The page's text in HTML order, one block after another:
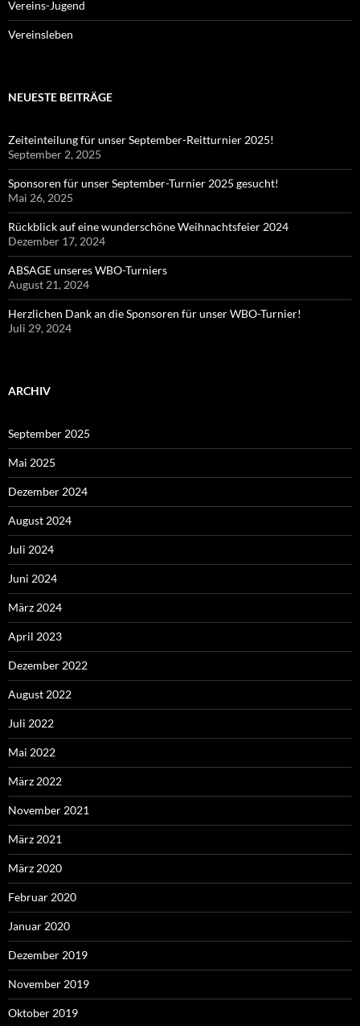
Vereins-Jugend
Vereinsleben
NEUESTE BEITRÄGE
Zeiteinteilung für unser September-Reitturnier 2025!
September 2, 2025
Sponsoren für unser September-Turnier 2025 gesucht!
Mai 26, 2025
Rückblick auf eine wunderschöne Weihnachtsfeier 2024
Dezember 17, 2024
ABSAGE unseres WBO-Turniers
August 21, 2024
Herzlichen Dank an die Sponsoren für unser WBO-Turnier!
Juli 29, 2024
ARCHIV
September 2025
Mai 2025
Dezember 2024
August 2024
Juli 2024
Juni 2024
März 2024
April 2023
Dezember 2022
August 2022
Juli 2022
Mai 2022
März 2022
November 2021
März 2021
März 2020
Februar 2020
Januar 2020
Dezember 2019
November 2019
Oktober 2019